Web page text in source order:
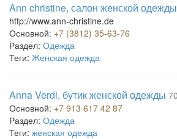
Ann christine, салон женской одежды
http://www.ann-christine.de
Основной: +7 (3812) 35-63-76
Раздел: Одежда
Теги: Женская одежда
Anna Verdi, бутик женской одежды
Основной: +7 913 617 42 87
Раздел: Одежда
Теги: женская одежда